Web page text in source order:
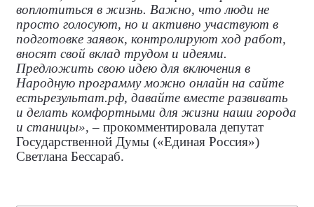
воплотиться в жизнь. Важно, что люди не
просто голосуют, но и активно участвуют в
подготовке заявок, контролируют ход работ,
вносят свой вклад трудом и идеями.
Предложить свою идею для включения в
Народную программу можно онлайн на сайте
естьрезультат.рф, давайте вместе развивать
и делать комфортными для жизни наши города
и станицы», – прокомментировала депутат
Государственной Думы («Единая Россия»)
Светлана Бессараб.